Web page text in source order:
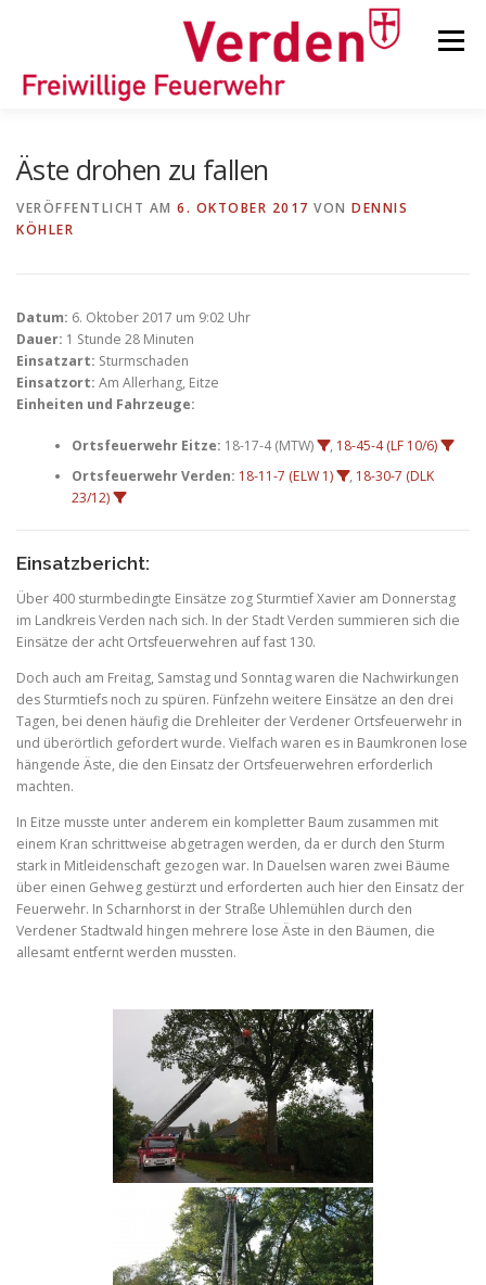
Menü
ORTSFEUERWEHREN
KINDER-/JUGENDFEUERWEHR
Äste drohen zu fallen
VERÖFFENTLICHT AM 6. OKTOBER 2017 VON DENNIS
KÖHLER
Datum: 6. Oktober 2017 um 9:02 Uhr
Dauer: 1 Stunde 28 Minuten
Einsatzart: Sturmschaden
Einsatzort: Am Allerhang, Eitze
Einheiten und Fahrzeuge:
Ortsfeuerwehr Eitze: 18-17-4 (MTW) , 18-45-4 (LF 10/6)
Ortsfeuerwehr Verden: 18-11-7 (ELW 1) , 18-30-7 (DLK
23/12)
Einsatzbericht:
Über 400 sturmbedingte Einsätze zog Sturmtief Xavier am Donnerstag
im Landkreis Verden nach sich. In der Stadt Verden summieren sich die
Einsätze der acht Ortsfeuerwehren auf fast 130.
Doch auch am Freitag, Samstag und Sonntag waren die Nachwirkungen
des Sturmtiefs noch zu spüren. Fünfzehn weitere Einsätze an den drei
Tagen, bei denen häufig die Drehleiter der Verdener Ortsfeuerwehr in
und überörtlich gefordert wurde. Vielfach waren es in Baumkronen lose
hängende Äste, die den Einsatz der Ortsfeuerwehren erforderlich
machten.
In Eitze musste unter anderem ein kompletter Baum zusammen mit
einem Kran schrittweise abgetragen werden, da er durch den Sturm
stark in Mitleidenschaft gezogen war. In Dauelsen waren zwei Bäume
über einen Gehweg gestürzt und erforderten auch hier den Einsatz der
Feuerwehr. In Scharnhorst in der Straße Uhlemühlen durch den
Verdener Stadtwald hingen mehrere lose Äste in den Bäumen, die
allesamt entfernt werden mussten.